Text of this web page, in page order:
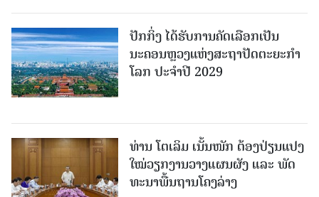
ປັກກິ່ງ ໄດ້ຮັບການຄັດເລືອກເປັນ
ນະຄອນຫຼວງແຫ່ງສະຖາປັດຕະຍະກຳ
ໂລກ ປະຈຳປີ 2029
ທ່ານ ໂຕ​ເລິມ ເນັ້ນໜັກ ຕ້ອງ​ປ່ຽນ​ແປງ​
ໃໝ່​ວຽກ​ງານ​ວາງ​ແຜນ​ຜັງ ແລະ ​ພັດ​
ທະ​ນາ​ພື້ນ​ຖານ​ໂຄງ​ລ່າງ